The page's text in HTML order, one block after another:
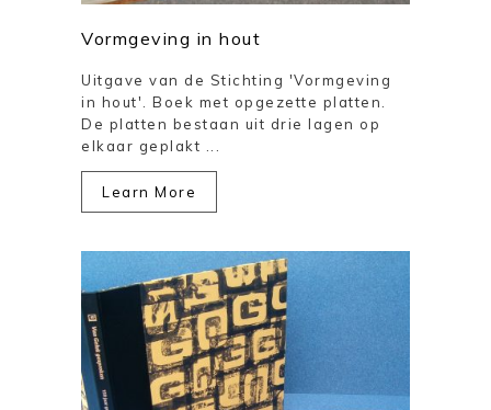
Vormgeving in hout
Uitgave van de Stichting 'Vormgeving
in hout'. Boek met opgezette platten.
De platten bestaan uit drie lagen op
elkaar geplakt ...
Learn More